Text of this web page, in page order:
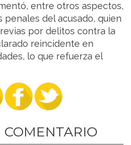
entre otros aspectos,
del acusado, quien
por delitos contra la
reincidente en
lo que refuerza el